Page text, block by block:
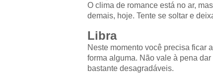
O clima de romance está no ar,
demais, hoje. Tente se soltar e
Libra
Neste momento você precisa ficar
forma alguma. Não vale à pena
bastante desagradáveis.